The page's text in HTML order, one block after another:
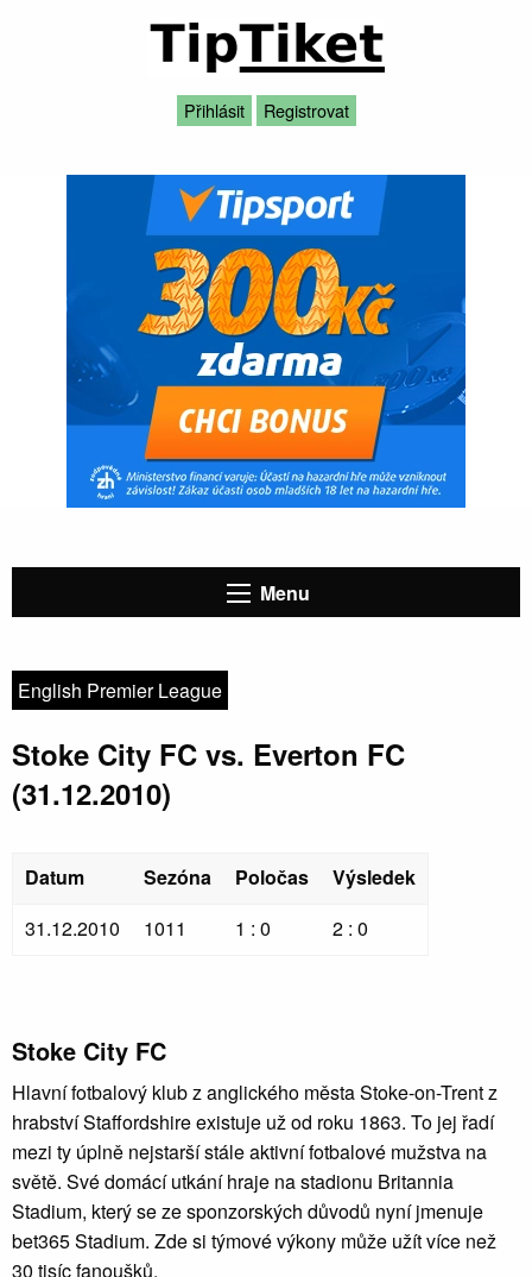
Přihlásit Registrovat
Menu
English Premier League
Stoke City FC vs. Everton FC
(31.12.2010)
Datum Sezóna Poločas
Výsledek
31.12.2010
1011 1 : 0 2 : 0
Stoke City FC
Hlavní fotbalový klub z anglického města Stoke-on-Trent z
hrabství Staffordshire existuje už od roku 1863. To jej řadí
mezi ty úplně nejstarší stále aktivní fotbalové mužstva na
světě. Své domácí utkání hraje na stadionu Britannia
Stadium, který se ze sponzorských důvodů nyní jmenuje
bet365 Stadium. Zde si týmové výkony může užít více než
30 tisíc fanoušků.